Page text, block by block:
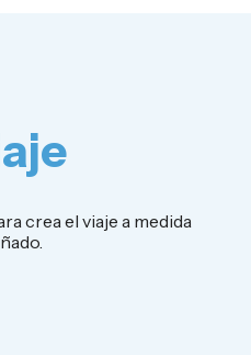
crea el viaje a medida